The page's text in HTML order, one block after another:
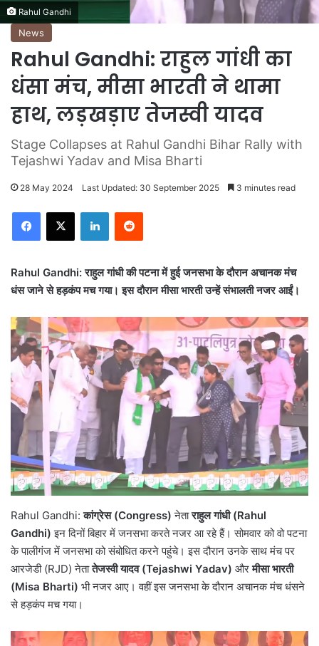
Rahul Gandhi
News
Rahul Gandhi: राहुल गांधी का
धंसा मंच, मीसा भारती ने थामा
हाथ, लड़खड़ाए तेजस्वी यादव
Stage Collapses at Rahul Gandhi Bihar Rally with
Tejashwi Yadav and Misa Bharti
28 May 2024 Last Updated: 30 September 2025 3 minutes read
LinkedInReddit
Rahul Gandhi: राहुल गांधी की पटना में हुई जनसभा के दौरान अचानक मंच
धंस जाने से हड़कंप मच गया। इस दौरान मीसा भारती उन्हें संभालती नजर आईं।
Rahul Gandhi:कांग्रेस (Congress)नेताराहुल गांधी (Rahul
Gandhi)इन दिनों बिहार में जनसभा करते नजर आ रहे हैं। सोमवार को वो पटना
के पालीगंज में जनसभा को संबोधित करने पहुंचे। इस दौरान उनके साथ मंच पर
आरजेडी (RJD) नेतातेजस्वी यादव (Tejashwi Yadav) औरमीसा भारती
(Misa Bharti) भी नजर आए। वहीं इस जनसभा के दौरान अचानक मंच धंसने
से हड़कंप मच गया।